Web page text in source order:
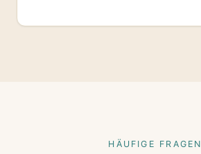
HÄUFIGE FRAGEN